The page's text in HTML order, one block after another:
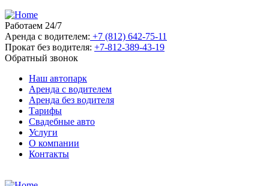
Работаем 24/7
Аренда с водителем: +7 (812) 642-75-11
Прокат без водителя: +7-812-389-43-19
Обратный звонок
Наш автопарк
Аренда с водителем
Аренда без водителя
Тарифы
Свадебные авто
Услуги
О компании
Контакты